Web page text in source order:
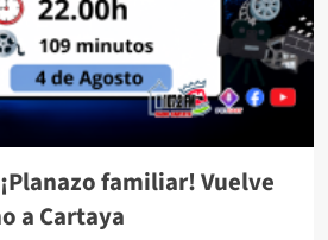
familiar! Vuelve
a Cartaya